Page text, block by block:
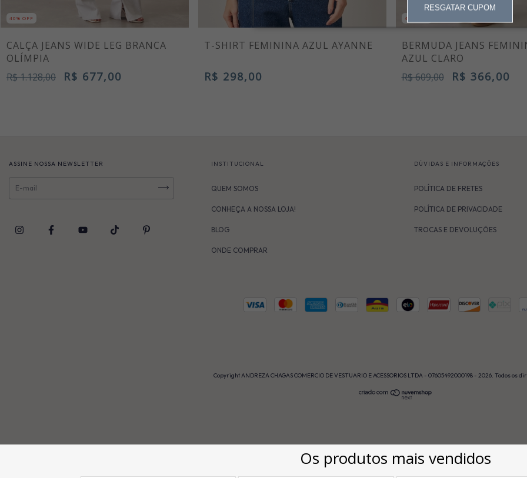
RESGATAR CUPOM
40% OFF
CALÇA JEANS WIDE LEG BRANCA
OLÍMPIA
R$ 1.128,00
R$ 677,00
T-SHIRT FEMININA AZUL AYANNE
R$ 298,00
40% OFF
BERMUDA JEANS
AZUL CLARO
R$ 609,00
R$ 366,00
ASSINE NOSSA NEWSLETTER INSTITUCIONAL
QUEM SOMOS
CONHEÇA A NOSSA LOJA!
BLOG
ONDE COMPRAR
DÚVIDAS E INFORMAÇÕES
POLÍTICA DE FRETES
POLÍTICA DE PRIVACIDADE
TROCAS E DEVOLUÇÕES
Copyright ANDREZA CHAGAS COMERCIO DE VESTUARIO E ACESSORIOS LTDA - 07605492000198 - 2026. Todos os